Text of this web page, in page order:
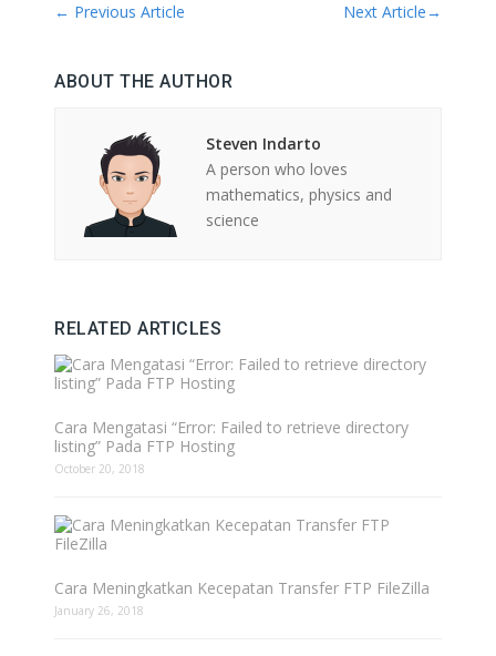
← Previous Article Next Article→
ABOUT THE AUTHOR
Steven Indarto
A person who loves
mathematics, physics and
science
RELATED ARTICLES
Cara Mengatasi “Error: Failed to retrieve directory
listing” Pada FTP Hosting
October 20, 2018
Cara Meningkatkan Kecepatan Transfer FTP FileZilla
January 26, 2018